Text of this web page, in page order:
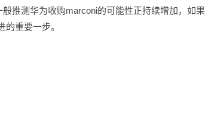
推测华为收购marconi的可能性正持续增加，如果
重要一步。